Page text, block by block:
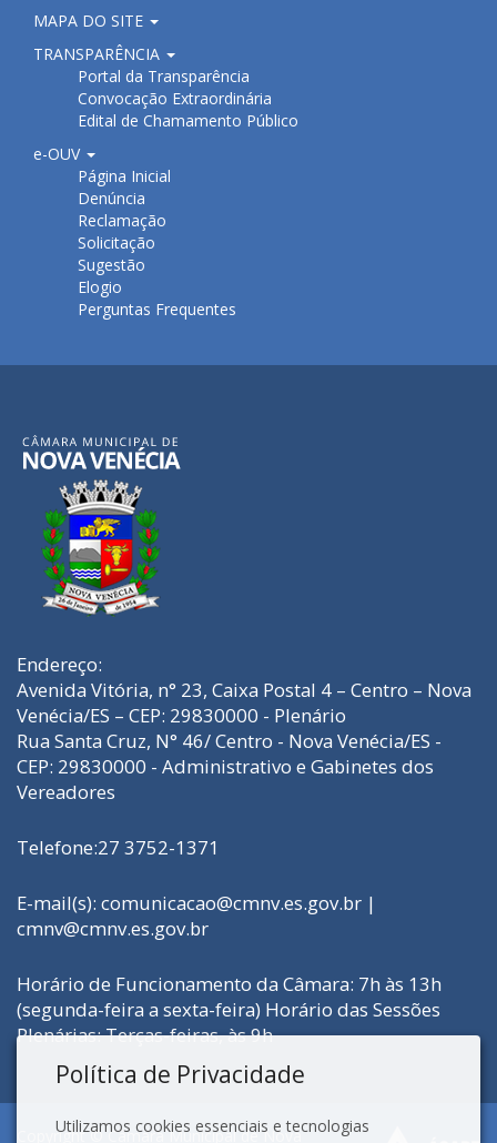
MAPA DO SITE
TRANSPARÊNCIA
Portal da Transparência
Convocação Extraordinária
Edital de Chamamento Público
e-OUV
Página Inicial
Denúncia
Reclamação
Solicitação
Sugestão
Elogio
Perguntas Frequentes
Endereço:
Avenida Vitória, n° 23, Caixa Postal 4 – Centro – Nova
Venécia/ES – CEP: 29830000 - Plenário
Rua Santa Cruz, N° 46/ Centro - Nova Venécia/ES -
CEP: 29830000 - Administrativo e Gabinetes dos
Vereadores
Telefone:27 3752-1371
E-mail(s): comunicacao@cmnv.es.gov.br |
cmnv@cmnv.es.gov.br
Horário de Funcionamento da Câmara: 7h às 13h
(segunda-feira a sexta-feira) Horário das Sessões
Plenárias: Terças-feiras, às 9h
Copyright © Câmara Municipal de Nova
Política de Privacidade
Utilizamos cookies essenciais e tecnologias